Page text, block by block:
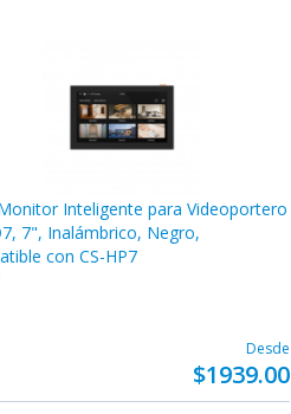
Inteligente para Videoportero
7", Inalámbrico, Negro,
con CS-HP7
Desde
$1939.00